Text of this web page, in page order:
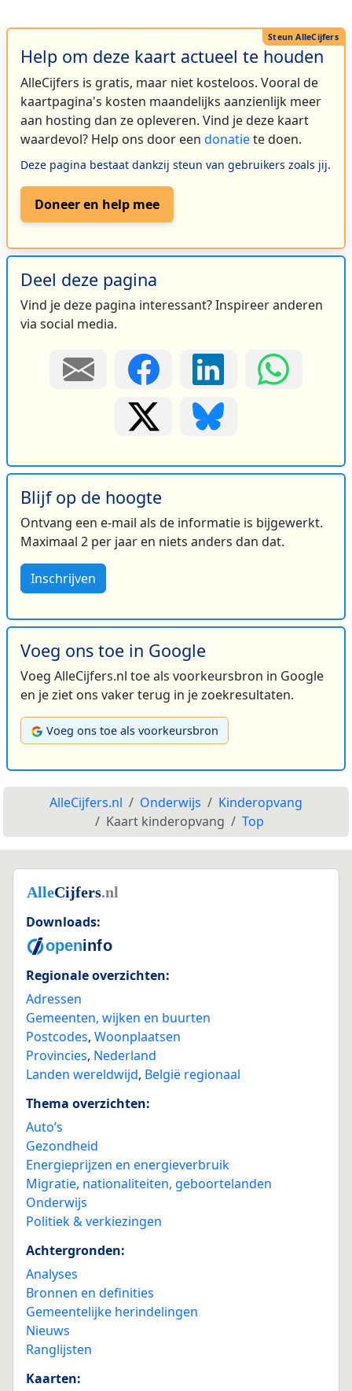
Help om deze kaart actueel te houden
AlleCijfers is gratis, maar niet kosteloos. Vooral de
kaartpagina's kosten maandelijks aanzienlijk meer
aan hosting dan ze opleveren. Vind je deze kaart
waardevol? Help ons door een donatiete doen.
Deze pagina bestaat dankzij steun van gebruikers zoals jij.
Doneer en help mee
Deel deze pagina
Vind je deze pagina interessant? Inspireer anderen
via social media.
Blijf op de hoogte
Ontvang een e-mail als de informatie is bijgewerkt.
Maximaal 2 per jaar en niets anders dan dat.
Inschrijven
Voeg ons toe in Google
Voeg AlleCijfers.nl toe als voorkeursbron in Google
en je ziet ons vaker terug in je zoekresultaten.
Voeg ons toe als voorkeursbron
AlleCijfers.nl Onderwijs
Kinderopvang
Kaart kinderopvang
Top
Downloads:
Regionale overzichten:
Adressen
Gemeenten, wijken en buurten
Postcodes, Woonplaatsen
Provincies, Nederland
Landen wereldwijd, België regionaal
Thema overzichten:
Auto’s
Gezondheid
Energieprijzen en energieverbruik
Migratie, nationaliteiten, geboortelanden
Onderwijs
Politiek & verkiezingen
Achtergronden:
Analyses
Bronnen en definities
Gemeentelijke herindelingen
Nieuws
Ranglijsten
Kaarten: